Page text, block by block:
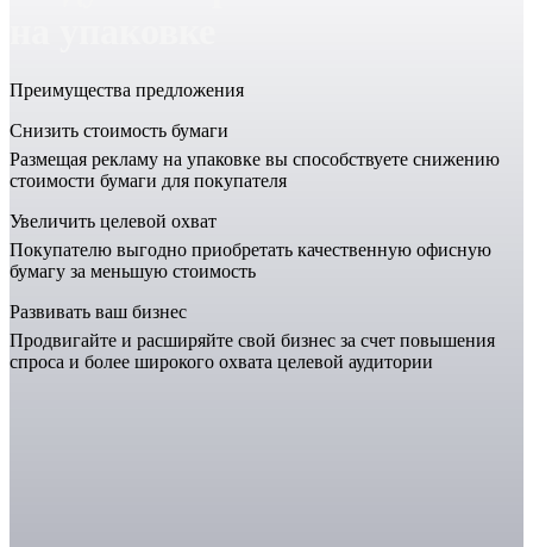
Преимущества предложения
Снизить стоимость бумаги
Размещая рекламу на упаковке вы способствуете снижению
стоимости бумаги для покупателя
Увеличить целевой охват
Покупателю выгодно приобретать качественную офисную
бумагу за меньшую стоимость
Развивать ваш бизнес
Продвигайте и расширяйте свой бизнес за счет повышения
спроса и более широкого охвата целевой аудитории